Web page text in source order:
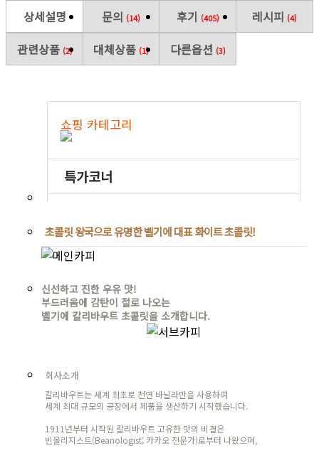
상세설명 문의 (14) 후기 (405) 레시피 (4)
관련상품 (2) 대체상품 (1) 다른옵션 (3)
초콜릿 왕국으로 유명한 벨기에 대표 화이트 초콜릿!
신선하고 진한 우유 맛!
부드러움에 감탄이 절로 나오는
벨기에 칼리바우트 초콜릿을 소개합니다.
회사소개
칼리바우트는 세계 최초로 천연 바닐라만을 사용하여
세계 최대 규모의 공장에서 제품을 생산하기 시작했습니다.
1911년부터 시작된 칼리바우트 고유한 맛의 비결은
빈올리지스트(Beanologist; 카카오 전문가)로부터 나왔으며,